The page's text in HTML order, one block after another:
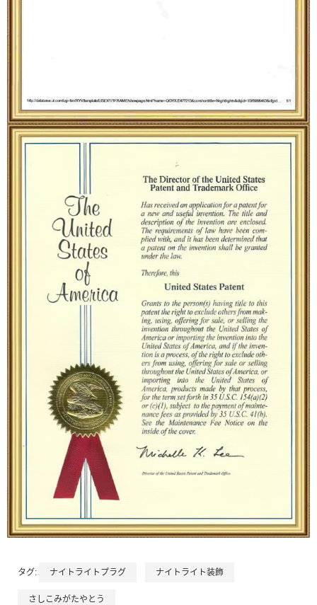
タグ: ナイトライトプラグ ナイトライト装飾
さしこみがたやとう